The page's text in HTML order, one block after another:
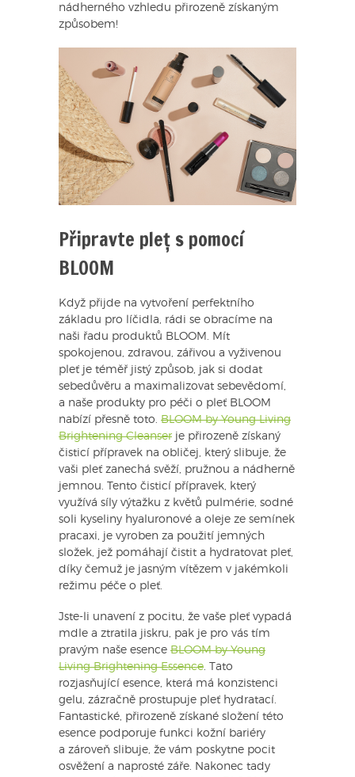
nádherného vzhledu přirozeně získaným
způsobem!
Připravte pleť s pomocí
BLOOM
Když přijde na vytvoření perfektního
základu pro líčidla, rádi se obracíme na
naši řadu produktů BLOOM. Mít
spokojenou, zdravou, zářivou a vyživenou
pleť je téměř jistý způsob, jak si dodat
sebedůvěru a maximalizovat sebevědomí,
a naše produkty pro péči o pleť BLOOM
nabízí přesně toto. BLOOM by Young Living
Brightening Cleanser je přirozeně získaný
čisticí přípravek na obličej, který slibuje, že
vaši pleť zanechá svěží, pružnou a nádherně
jemnou. Tento čisticí přípravek, který
využívá síly výtažku z květů pulmérie, sodné
soli kyseliny hyaluronové a oleje ze semínek
pracaxi, je vyroben za použití jemných
složek, jež pomáhají čistit a hydratovat pleť,
díky čemuž je jasným vítězem v jakémkoli
režimu péče o pleť.
Jste-li unavení z pocitu, že vaše pleť vypadá
mdle a ztratila jiskru, pak je pro vás tím
pravým naše esence BLOOM by Young
Living Brightening Essence. Tato
rozjasňující esence, která má konzistenci
gelu, zázračně prostupuje pleť hydratací.
Fantastické, přirozeně získané složení této
esence podporuje funkci kožní bariéry
a zároveň slibuje, že vám poskytne pocit
osvěžení a naprosté záře. Nakonec tady